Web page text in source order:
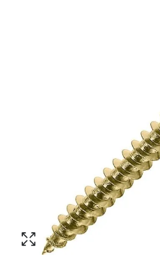
Согласен с
данных в